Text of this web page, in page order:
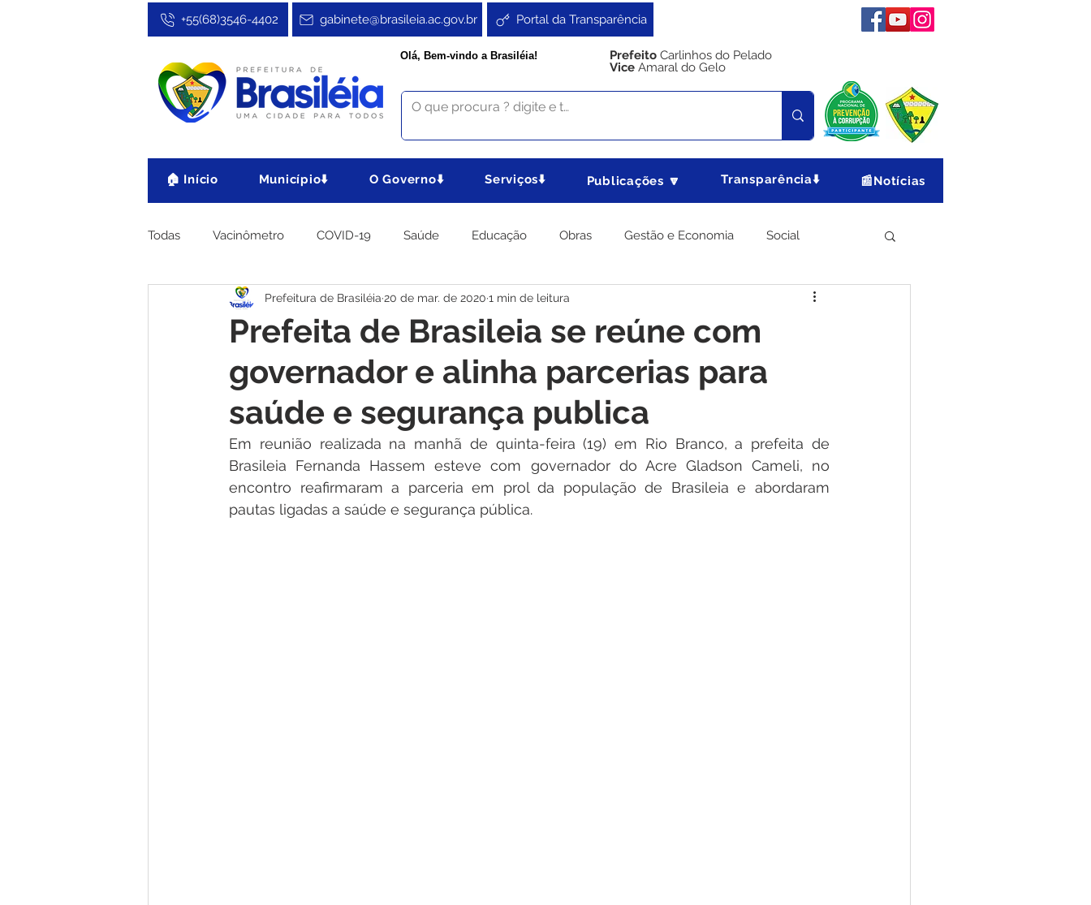
Portal da Transparência
gabinete@brasileia.ac.gov.br
+55(68)3546-4402
Olá, Bem-vindo a Brasiléia! Prefeito Carlinhos do Pelado
Vice Amaral do Gelo
🏠 Início Município⬇️ O Governo⬇️ Serviços⬇️ Publicações 🔽 Transparência⬇️ 📰Notícias
Todas Vacinômetro COVID-19 Saúde Educação Obras Gestão e Economia Social
Cultura, Festa e Esporte No Gabinete Agricultura e Produção Meio Ambiente
Institucional e Governo Licitações Campanhas Datas Comemorativas Dengue
Nota de Esclarecimento Emenda Parlamentar
Alagação e Enchente Comunidade Seminários Segurança pública Inauguração
Prefeita de Brasileia se reúne com
governador e alinha parcerias para
saúde e segurança publica
Prefeitura de Brasiléia 20 de mar. de 2020 1 min de leitura
Em reunião realizada na manhã de quinta-feira (19) em Rio Branco, a prefeita de
Brasileia Fernanda Hassem esteve com governador do Acre Gladson Cameli, no
encontro reafirmaram a parceria em prol da população de Brasileia e abordaram
pautas ligadas a saúde e segurança pública.